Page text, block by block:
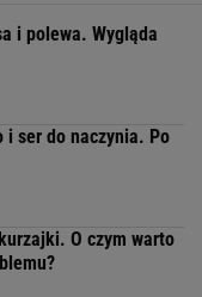
i polewa. Wygląda
i ser do naczynia. Po
O czym warto